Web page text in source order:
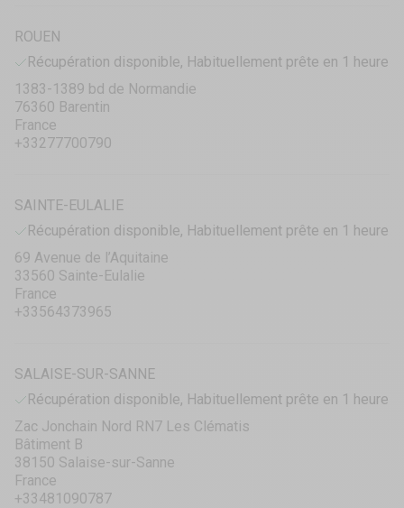
ROUEN
Récupération disponible, Habituellement prête en 1 heure
1383-1389 bd de Normandie
76360 Barentin
France
+33277700790
SAINTE-EULALIE
Récupération disponible, Habituellement prête en 1 heure
69 Avenue de l’Aquitaine
33560 Sainte-Eulalie
France
+33564373965
SALAISE-SUR-SANNE
Récupération disponible, Habituellement prête en 1 heure
Zac Jonchain Nord RN7 Les Clématis
Bâtiment B
38150 Salaise-sur-Sanne
France
+33481090787